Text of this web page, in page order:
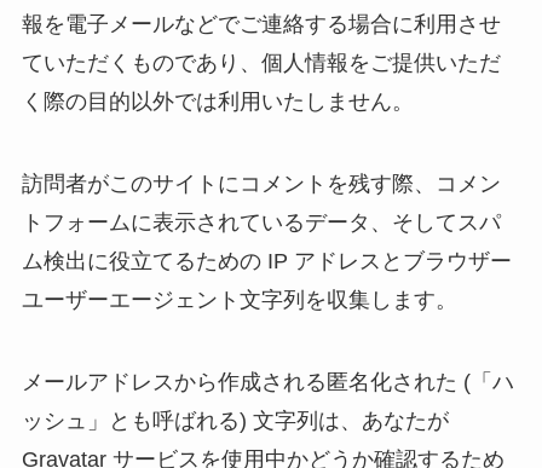
報を電子メールなどでご連絡する場合に利用させ
ていただくものであり、個人情報をご提供いただ
く際の目的以外では利用いたしません。
訪問者がこのサイトにコメントを残す際、コメン
トフォームに表示されているデータ、そしてスパ
ム検出に役立てるための IP アドレスとブラウザー
ユーザーエージェント文字列を収集します。
メールアドレスから作成される匿名化された (「ハ
ッシュ」とも呼ばれる) 文字列は、あなたが
Gravatar サービスを使用中かどうか確認するため